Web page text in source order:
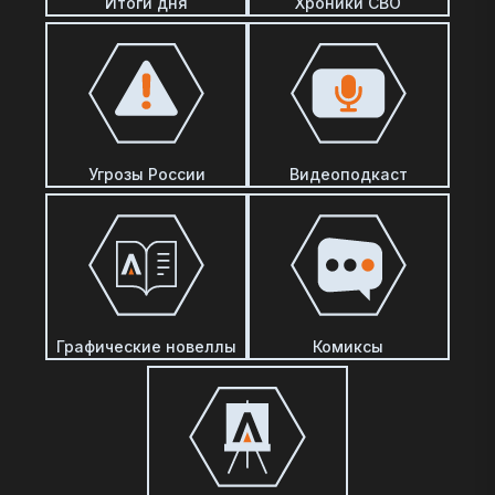
Угрозы России Видеоподкаст
Графические новеллы Комиксы